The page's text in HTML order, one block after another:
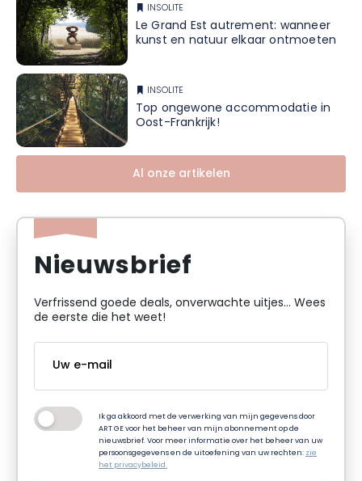
INSOLITE
Le Grand Est autrement: wanneer
kunst en natuur elkaar ontmoeten
INSOLITE
Top ongewone accommodatie in
Oost-Frankrijk!
Al onze artikelen
Nieuwsbrief
Verfrissend goede deals, onverwachte uitjes... Wees
de eerste die het weet!
Ik ga akkoord met de verwerking van mijn gegevens door
ART GE voor het beheer van mijn abonnement op de
nieuwsbrief. Voor meer informatie over het beheer van uw
persoonsgegevens en de uitoefening van uw rechten:zie
het privacybeleid.